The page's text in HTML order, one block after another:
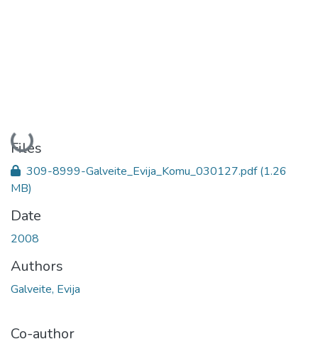
Loading...
Files
309-8999-Galveite_Evija_Komu_030127.pdf(1.26
MB)
Date
2008
Authors
Galveite, Evija
Co-author